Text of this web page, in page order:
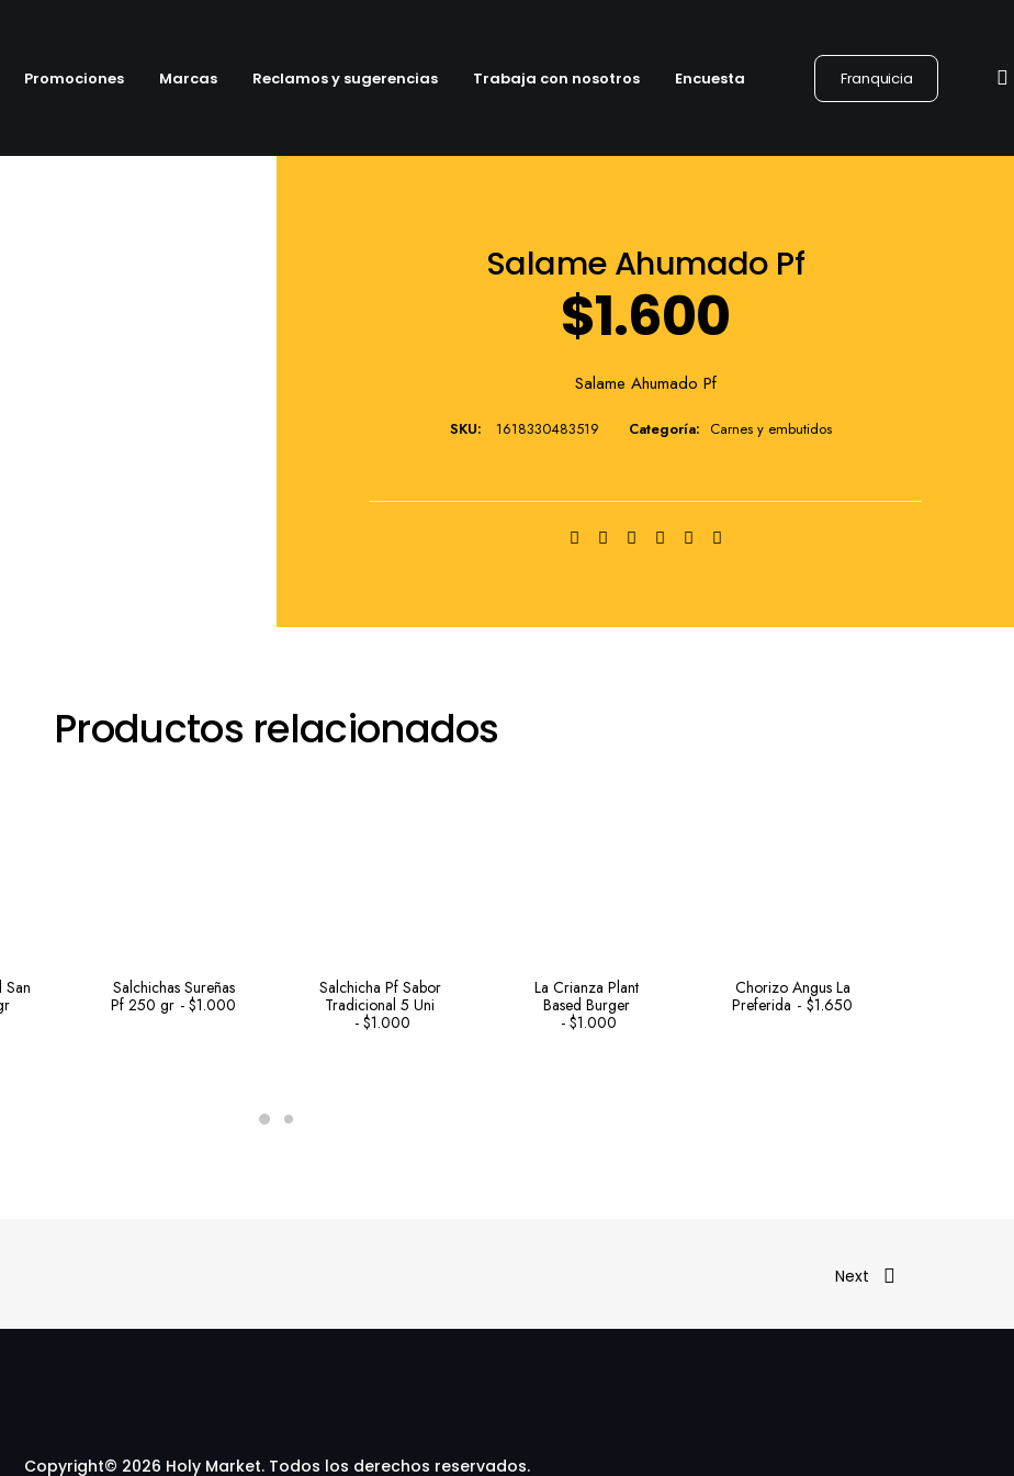
Promociones Marcas Reclamos y sugerencias Trabaja con nosotros Encuesta Franquicia
Salame Ahumado Pf
$1.600
Salame Ahumado Pf
SKU: 1618330483519 Categoría: Carnes y embutidos
Productos relacionados
San
Salchichas Sureñas
Pf 250 gr
$1.000
Salchicha Pf Sabor
Tradicional 5 Uni
$1.000
La Crianza Plant
Based Burger
$1.000
Chorizo Angus La
Preferida
$1.650
Next
Copyright© 2026 Holy Market. Todos los derechos reservados.